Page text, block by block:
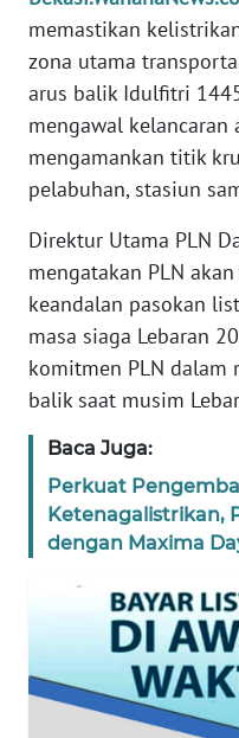
memastikan
zona utama
arus balik Idulfitri
mengawal kelancaran
mengamankan titik
pelabuhan, stasiun
Direktur Utama PLN
mengatakan PLN
keandalan pasokan
masa siaga Lebaran
komitmen PLN dalam
balik saat musim
Baca Juga:
Perkuat
Ketenagalistrikan,
dengan Maxima
REDAKSI
KARIR
DISCLAIMER
News
WN
SUMUT
WN
WN
JABAR
WN
NTT